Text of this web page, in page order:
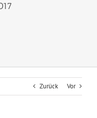
Zurück Vor